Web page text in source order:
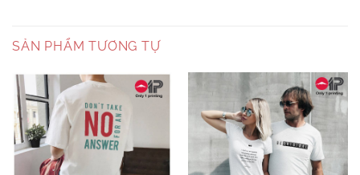
SẢN PHẨM TƯƠNG TỰ